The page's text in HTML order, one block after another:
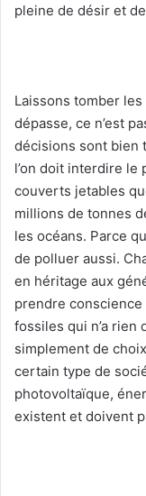
pleine de désir et
Laissons tomber
dépasse, ce n’est
décisions sont bien
l’on doit interdire
couverts jetables
millions de tonnes
les océans. Parce
de polluer aussi.
en héritage aux
prendre
fossiles qui n’a rien
simplement de
certain type de
photovoltaïque,
existent et doivent